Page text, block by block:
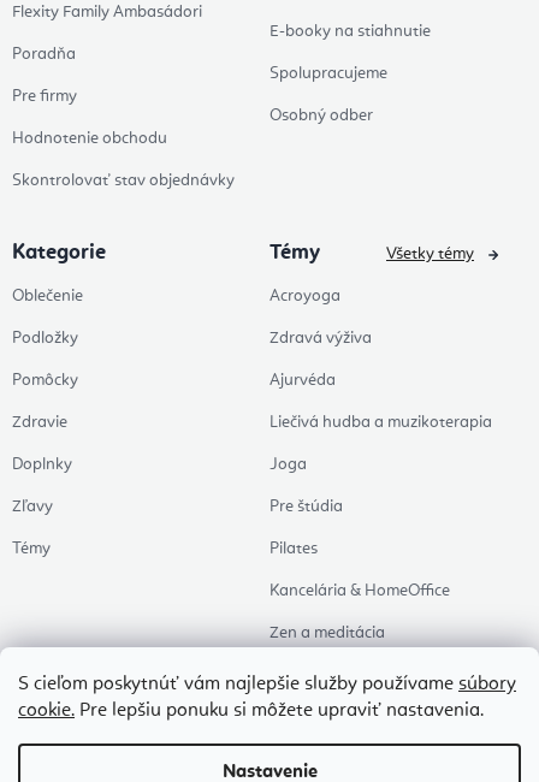
S cieľom poskytnúť vám najlepšie služby používame súbory
cookie. Pre lepšiu ponuku si môžete upraviť nastavenia.
Nastavenie
Flexity Family Ambasádori
Poradňa
Pre firmy
Hodnotenie obchodu
Skontrolovať stav objednávky
E-booky na stiahnutie
Spolupracujeme
Osobný odber
Kategorie
Oblečenie
Podložky
Pomôcky
Zdravie
Doplnky
Zľavy
Témy
Témy
Acroyoga
Zdravá výživa
Ajurvéda
Liečivá hudba a muzikoterapia
Joga
Pre štúdia
Pilates
Kancelária & HomeOffice
Zen a meditácia
Aromaterapia
Zdravý spánok
Naše obľúbené
Všetky témy